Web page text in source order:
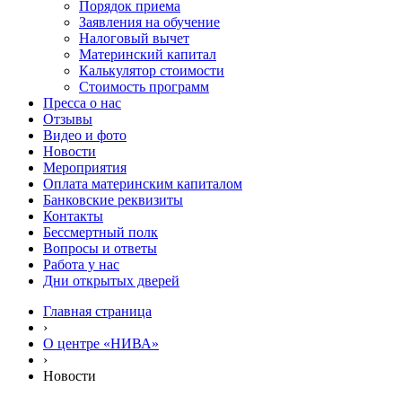
Порядок приема
Заявления на обучение
Налоговый вычет
Материнский капитал
Калькулятор стоимости
Стоимость программ
Пресса о нас
Отзывы
Видео и фото
Новости
Мероприятия
Оплата материнским капиталом
Банковские реквизиты
Контакты
Бессмертный полк
Вопросы и ответы
Работа у нас
Дни открытых дверей
Главная страница
›
О центре «НИВА»
›
Новости